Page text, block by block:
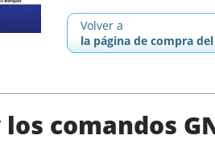
Volver a
la página de compra
comandos